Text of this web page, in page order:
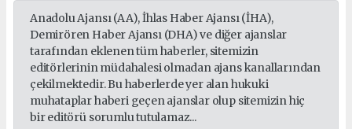
Anadolu Ajansı (AA), İhlas Haber Ajansı (İHA),
Demirören Haber Ajansı (DHA) ve diğer ajanslar
tarafından eklenen tüm haberler, sitemizin
editörlerinin müdahalesi olmadan ajans kanallarından
çekilmektedir. Bu haberlerde yer alan hukuki
muhataplar haberi geçen ajanslar olup sitemizin hiç
bir editörü sorumlu tutulamaz...